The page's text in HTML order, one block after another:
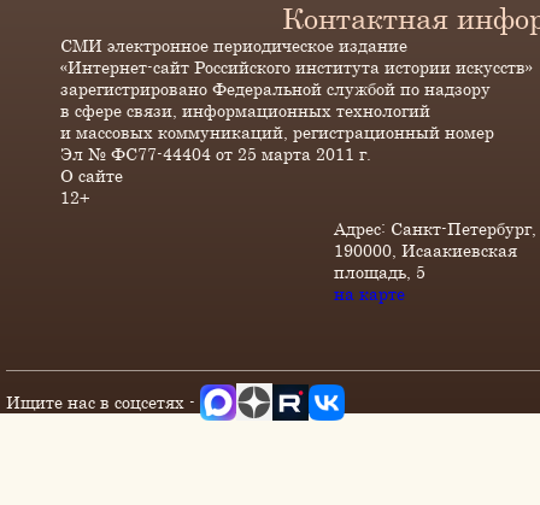
Контактная
СМИ электронное периодическое издание
«Интернет-сайт Российского института истории искусств»
зарегистрировано Федеральной службой по надзору
в сфере связи, информационных технологий
и массовых коммуникаций, регистрационный номер
Эл № ФС77-44404 от 25 марта 2011 г.
О сайте
12+
Адрес: Санкт-Петербург,
190000, Исаакиевская
площадь, 5
на карте
Ищите нас в соцсетях -